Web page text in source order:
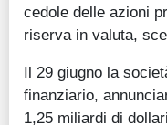
cedole delle azioni
riserva in valuta,
Il 29 giugno la
finanziario,
1,25 miliardi di